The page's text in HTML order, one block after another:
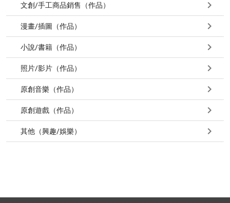
文創/手工商品銷售（作品）
漫畫/插圖（作品）
小說/書籍（作品）
照片/影片（作品）
原創音樂（作品）
原創遊戲（作品）
其他（興趣/娛樂）